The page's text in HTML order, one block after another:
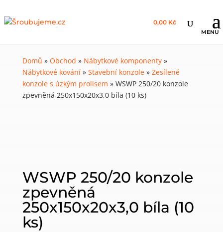
0,00 Kč
Domů » Obchod » Nábytkové komponenty»
Nábytkové kování» Stavební konzole» Zesílené
konzole s úzkým prolisem » WSWP 250/20 konzole
zpevněná 250x150x20x3,0 bíla (10 ks)
WSWP 250/20 konzole
zpevněná
250x150x20x3,0 bíla (10
ks)